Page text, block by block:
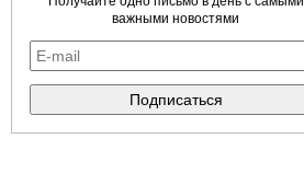
важными новостями